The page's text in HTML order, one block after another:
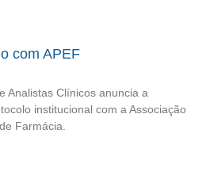
com APEF
Analistas Clínicos anuncia a
institucional com a Associação
Farmácia.